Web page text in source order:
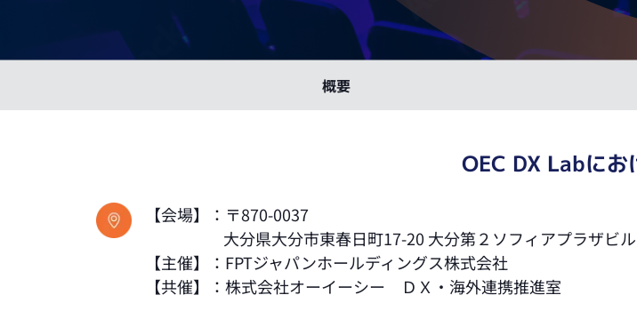
概要
OEC DX Labにお
【会場】：〒870-0037
大分県大分市東春日町17-20 大分第２ソフィアプラザビル
【主催】：FPTジャパンホールディングス株式会社
【共催】：株式会社オーイーシー ＤＸ・海外連携推進室